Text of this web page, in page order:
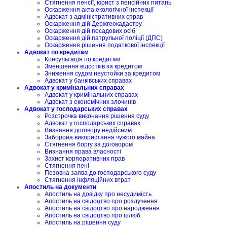
Стягнення пенсії, юрист з пенсійних питань
Оскарження акта екологічної інспекції
Адвокат з адміністративних справ
Оскарження дій Держгеокадастру
Оскарження дій посадових осіб
Оскарження дій патрульної поліції (ДПС)
Оскарження рішення податкової інспекції
Адвокат по кредитам
Консультація по кредитам
Зменшення відсотків за кредитом
Зниження судом неустойки за кредитом
Адвокат у банківських справах
Адвокат у кримінальних справах
Адвокат у кримінальних справах
Адвокат з економічних злочинів
Адвокат у господарських справах
Розстрочка виконання рішення суду
Адвокат у господарських справах
Визнання договору недійсним
Заборона використання чужого майна
Стягнення боргу за договором
Визнання права власності
Захист корпоративних прав
Стягнення пені
Позовна заява до господарського суду
Стягнення інфляційних втрат
Апостиль на документи
Апостиль на довідку про несудимість
Апостиль на свідоцтво про розлучення
Апостиль на свідоцтво про народження
Апостиль на свідоцтво про шлюб
Апостиль на рішення суду